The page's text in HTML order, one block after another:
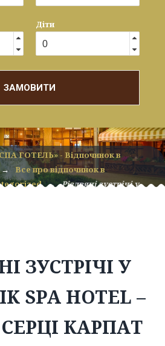
Діти
ЗАМОВИТИ
ГОТЕЛЬ» - Відпочинок в
→
Все про відпочинок в
→ Різдвяні зустрічі у
ЗУСТРІЧІ У
SPA HOTEL –
КАРПАТ